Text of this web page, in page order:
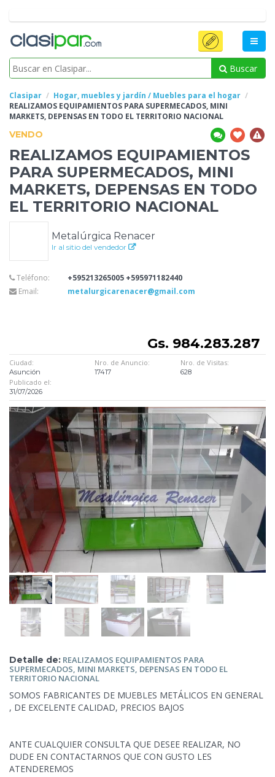
Buscar
Clasipar
Hogar, muebles y jardín / Muebles para el hogar
REALIZAMOS EQUIPAMIENTOS PARA SUPERMECADOS, MINI
MARKETS, DEPENSAS EN TODO EL TERRITORIO NACIONAL
VENDO
REALIZAMOS EQUIPAMIENTOS
PARA SUPERMECADOS, MINI
MARKETS, DEPENSAS EN TODO
EL TERRITORIO NACIONAL
Metalúrgica Renacer
Ir al sitio del vendedor
Teléfono:
+595213265005 +595971182440
Email:
metalurgicarenacer@gmail.com
Gs. 984.283.287
Ciudad:
Asunción
Nro. de Anuncio:
17417
Nro. de Visitas:
628
Publicado el:
31/07/2026
Detalle de: REALIZAMOS EQUIPAMIENTOS PARA
SUPERMECADOS, MINI MARKETS, DEPENSAS EN TODO EL
TERRITORIO NACIONAL
SOMOS FABRICANTES DE MUEBLES METÁLICOS EN GENERAL
, DE EXCELENTE CALIDAD, PRECIOS BAJOS
ANTE CUALQUIER CONSULTA QUE DESEE REALIZAR, NO
DUDE EN CONTACTARNOS QUE CON GUSTO LES
ATENDEREMOS